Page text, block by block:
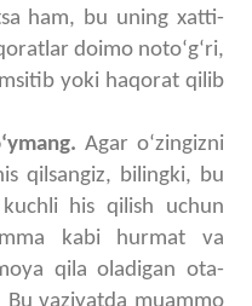
ham, bu uning xatti-
doimo notoʻgʻri,
yoki haqorat qilib
Agar oʻzingizni
qilsangiz, bilingki, bu
his qilish uchun
kabi hurmat va
qila oladigan ota-
Bu vaziyatda muammo